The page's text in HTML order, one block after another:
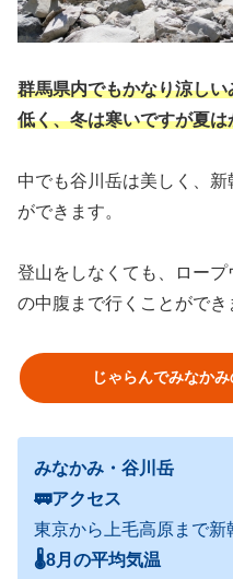
群馬県内でもかなり涼し
低く、冬は寒いですが夏
中でも谷川岳は美しく、
ができます。
登山をしなくても、ロー
の中腹まで行くことができ
じゃらんでみなか
みなかみ・谷川岳
🚃アクセス
東京から上毛高原まで新
🌡8月の平均気温